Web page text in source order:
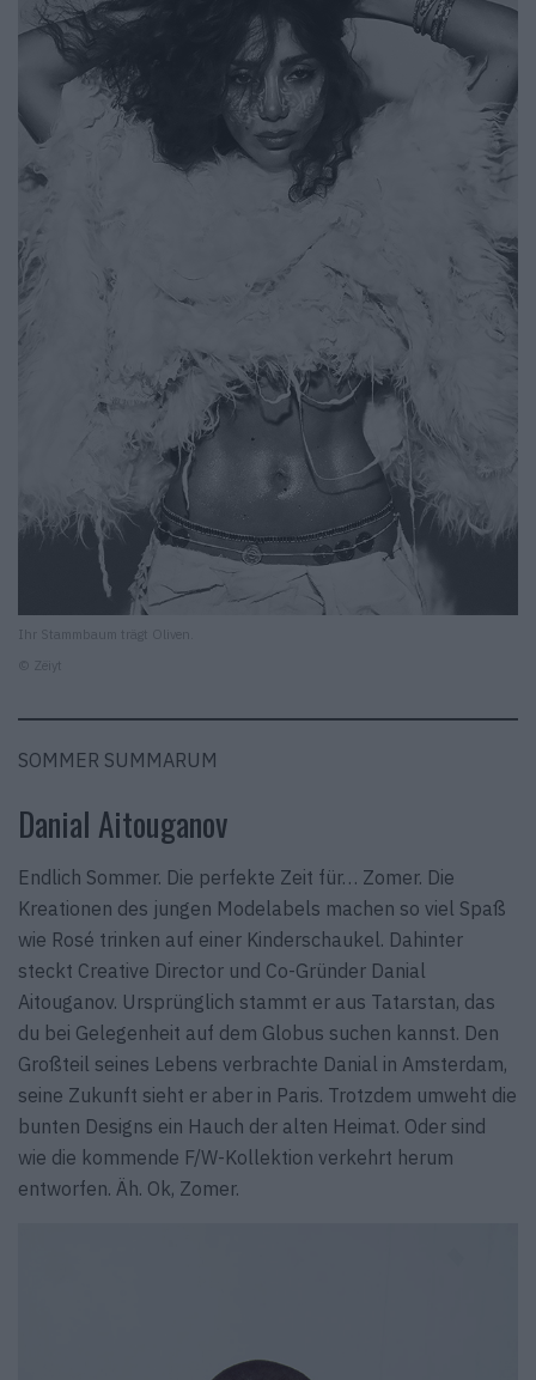
Ihr Stammbaum trägt Oliven.
© Zëiyt
SOMMER SUMMARUM
Danial Aitouganov
Endlich Sommer. Die perfekte Zeit für… Zomer. Die
Kreationen des jungen Modelabels machen so viel Spaß
wie Rosé trinken auf einer Kinderschaukel. Dahinter
steckt Creative Director und Co-Gründer Danial
Aitouganov. Ursprünglich stammt er aus Tatarstan, das
du bei Gelegenheit auf dem Globus suchen kannst. Den
Großteil seines Lebens verbrachte Danial in Amsterdam,
seine Zukunft sieht er aber in Paris. Trotzdem umweht die
bunten Designs ein Hauch der alten Heimat. Oder sind
wie die kommende F/W-Kollektion verkehrt herum
entworfen. Äh. Ok, Zomer.